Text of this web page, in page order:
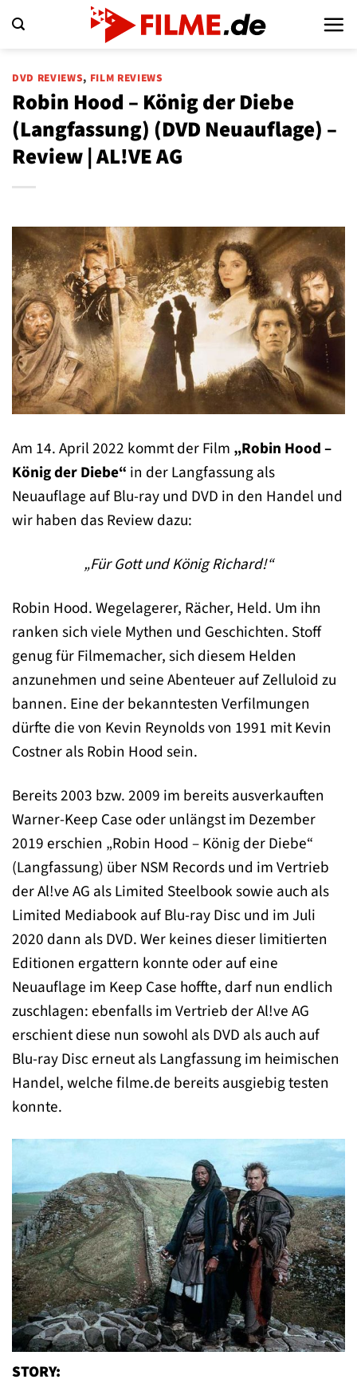
Inhalt
DVD REVIEWS, FILM REVIEWS
Robin Hood – König der Diebe
(Langfassung) (DVD Neuauflage) –
Review | AL!VE AG
Am 14. April 2022 kommt der Film „Robin Hood –
König der Diebe“ in der Langfassung als
Neuauflage auf Blu-ray und DVD in den Handel und
wir haben das Review dazu:
„Für Gott und König Richard!“
Robin Hood. Wegelagerer, Rächer, Held. Um ihn
ranken sich viele Mythen und Geschichten. Stoff
genug für Filmemacher, sich diesem Helden
anzunehmen und seine Abenteuer auf Zelluloid zu
bannen. Eine der bekanntesten Verfilmungen
dürfte die von Kevin Reynolds von 1991 mit Kevin
Costner als Robin Hood sein.
Bereits 2003 bzw. 2009 im bereits ausverkauften
Warner-Keep Case oder unlängst im Dezember
2019 erschien „Robin Hood – König der Diebe“
(Langfassung) über NSM Records und im Vertrieb
der Al!ve AG als Limited Steelbook sowie auch als
Limited Mediabook auf Blu-ray Disc und im Juli
2020 dann als DVD. Wer keines dieser limitierten
Editionen ergattern konnte oder auf eine
Neuauflage im Keep Case hoffte, darf nun endlich
zuschlagen: ebenfalls im Vertrieb der Al!ve AG
erschient diese nun sowohl als DVD als auch auf
Blu-ray Disc erneut als Langfassung im heimischen
Handel, welche filme.de bereits ausgiebig testen
konnte.
STORY: